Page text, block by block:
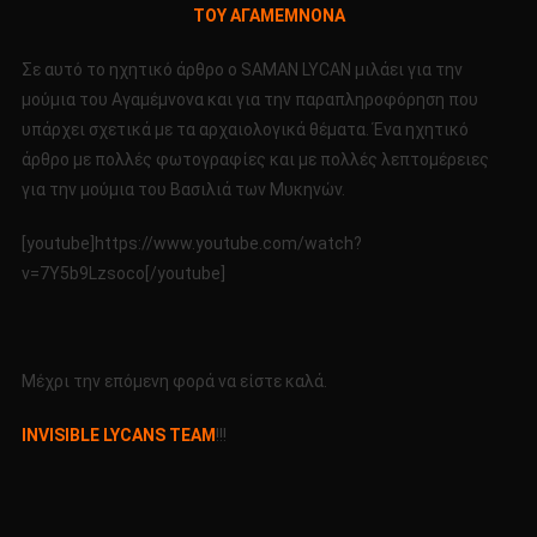
ΨΕΜΑΤΑ
ΓΙΑ
ΤΗΝ
ΜΟΥΜΙΑ
ΤΟΥ ΑΓΑΜΕΜΝΟΝΑ
Σε αυτό το ηχητικό άρθρο ο SAMAN LYCAN μιλάει για την
μούμια του Αγαμέμνονα και για την παραπληροφόρηση που
υπάρχει σχετικά με τα αρχαιολογικά θέματα. Ένα ηχητικό
άρθρο με πολλές φωτογραφίες και με πολλές λεπτομέρειες
για την μούμια του Βασιλιά των Μυκηνών.
[youtube]https://www.youtube.com/watch?
v=7Y5b9Lzsoco[/youtube]
Μέχρι την επόμενη φορά να είστε καλά.
INVISIBLE LYCANS TEAM !!!